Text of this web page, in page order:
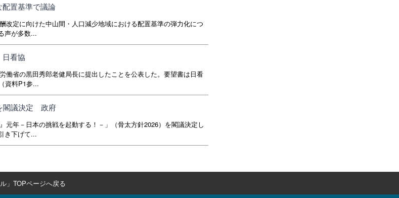
配置基準で議論
定に向けた中山間・人口減少地域における配置基準の弾力化につ
声が多数...
看協
働省の黒田秀郎老健局長に提出したことを公表した。要望書は日看
資料P1参...
閣議決定 政府
年－日本の挑戦を起動する！－」（骨太方針2026）を閣議決定し
き下げて...
」TOPページへ戻る